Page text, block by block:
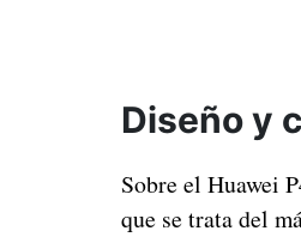
Diseño y
Sobre el Huawei
que se trata del